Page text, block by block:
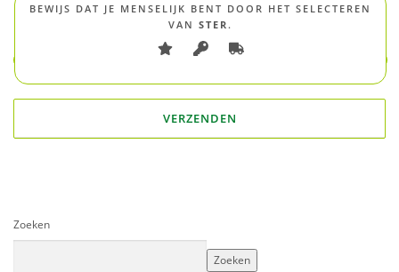
BEWIJS DAT JE MENSELIJK BENT DOOR HET SELECTEREN
VAN STER.
Zoeken
Zoeken